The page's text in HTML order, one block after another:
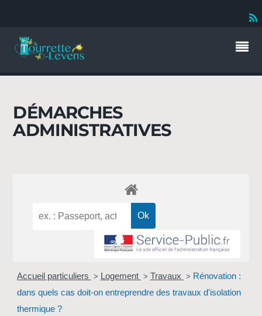
DÉMARCHES
ADMINISTRATIVES
Accueil particuliers > Logement > Travaux > Rénovation :
dans quels cas doit-on entreprendre des travaux d'isolation
thermique ?